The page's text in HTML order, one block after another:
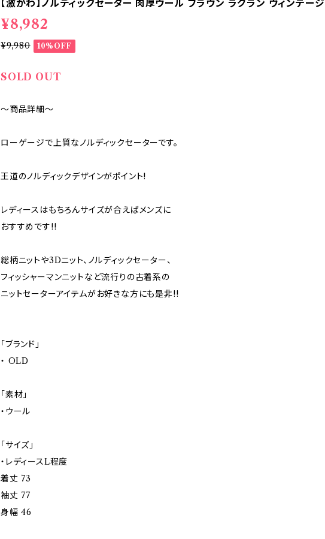
【激かわ】ノルディックセーター 肉厚ウール ブラウン ラグラン ヴィンテージ
¥8,982
¥9,980 10%OFF
SOLD OUT
～商品詳細～
ローゲージで上質なノルディックセーターです。
王道のノルディックデザインがポイント!
レディースはもちろんサイズが合えばメンズに
おすすめです!!
総柄ニットや3Dニット、ノルディックセーター、
フィッシャーマンニットなど流行りの古着系の
ニットセーターアイテムがお好きな方にも是非!!
「ブランド」
・ OLD
「素材」
・ウール
「サイズ」
・レディースL程度
着丈 73
袖丈 77
身幅 46